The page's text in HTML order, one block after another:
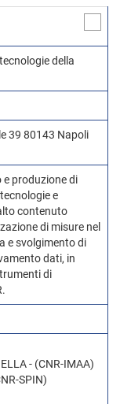
della
39 80143 Napoli
e produzione di
e
contenuto
di misure nel
e svolgimento di
dati, in
di
- (CNR-IMAA)
SPIN)